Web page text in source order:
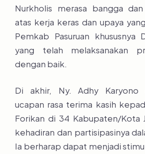
Nurkholis merasa bangga
atas kerja keras dan upaya
Pemkab Pasuruan khususnya
yang telah melaksanakan
dengan baik.
Di akhir, Ny. Adhy Karyono
ucapan rasa terima kasih
Forikan di 34 Kabupaten/Kota
kehadiran dan partisipasinya
Ia berharap dapat menjadi